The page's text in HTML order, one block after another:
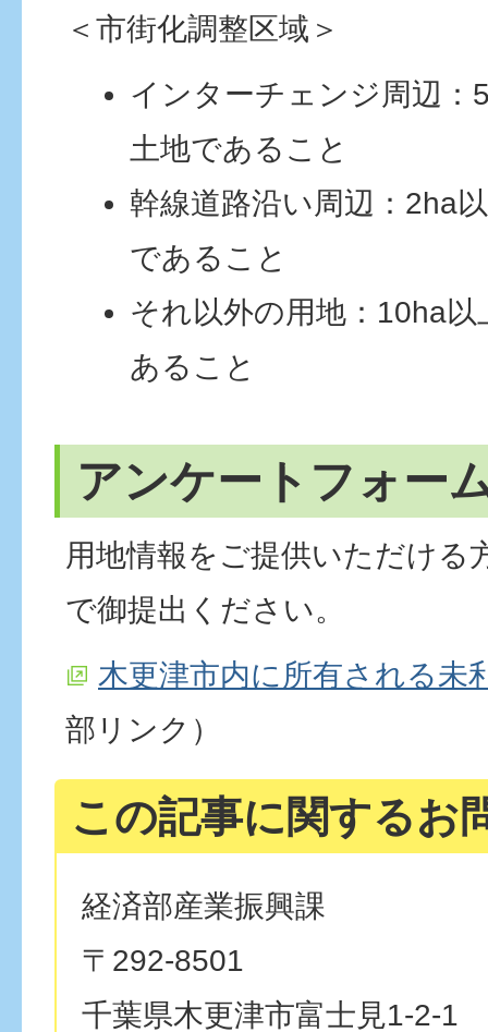
＜市街化調整区域＞
インターチェンジ周辺：
土地であること
幹線道路沿い周辺：2ha
であること
それ以外の用地：10ha
あること
アンケートフォー
用地情報をご提供いただける
で御提出ください。
木更津市内に所有される未
部リンク）
この記事に関するお
経済部産業振興課
〒292-8501
千葉県木更津市富士見1-2-1